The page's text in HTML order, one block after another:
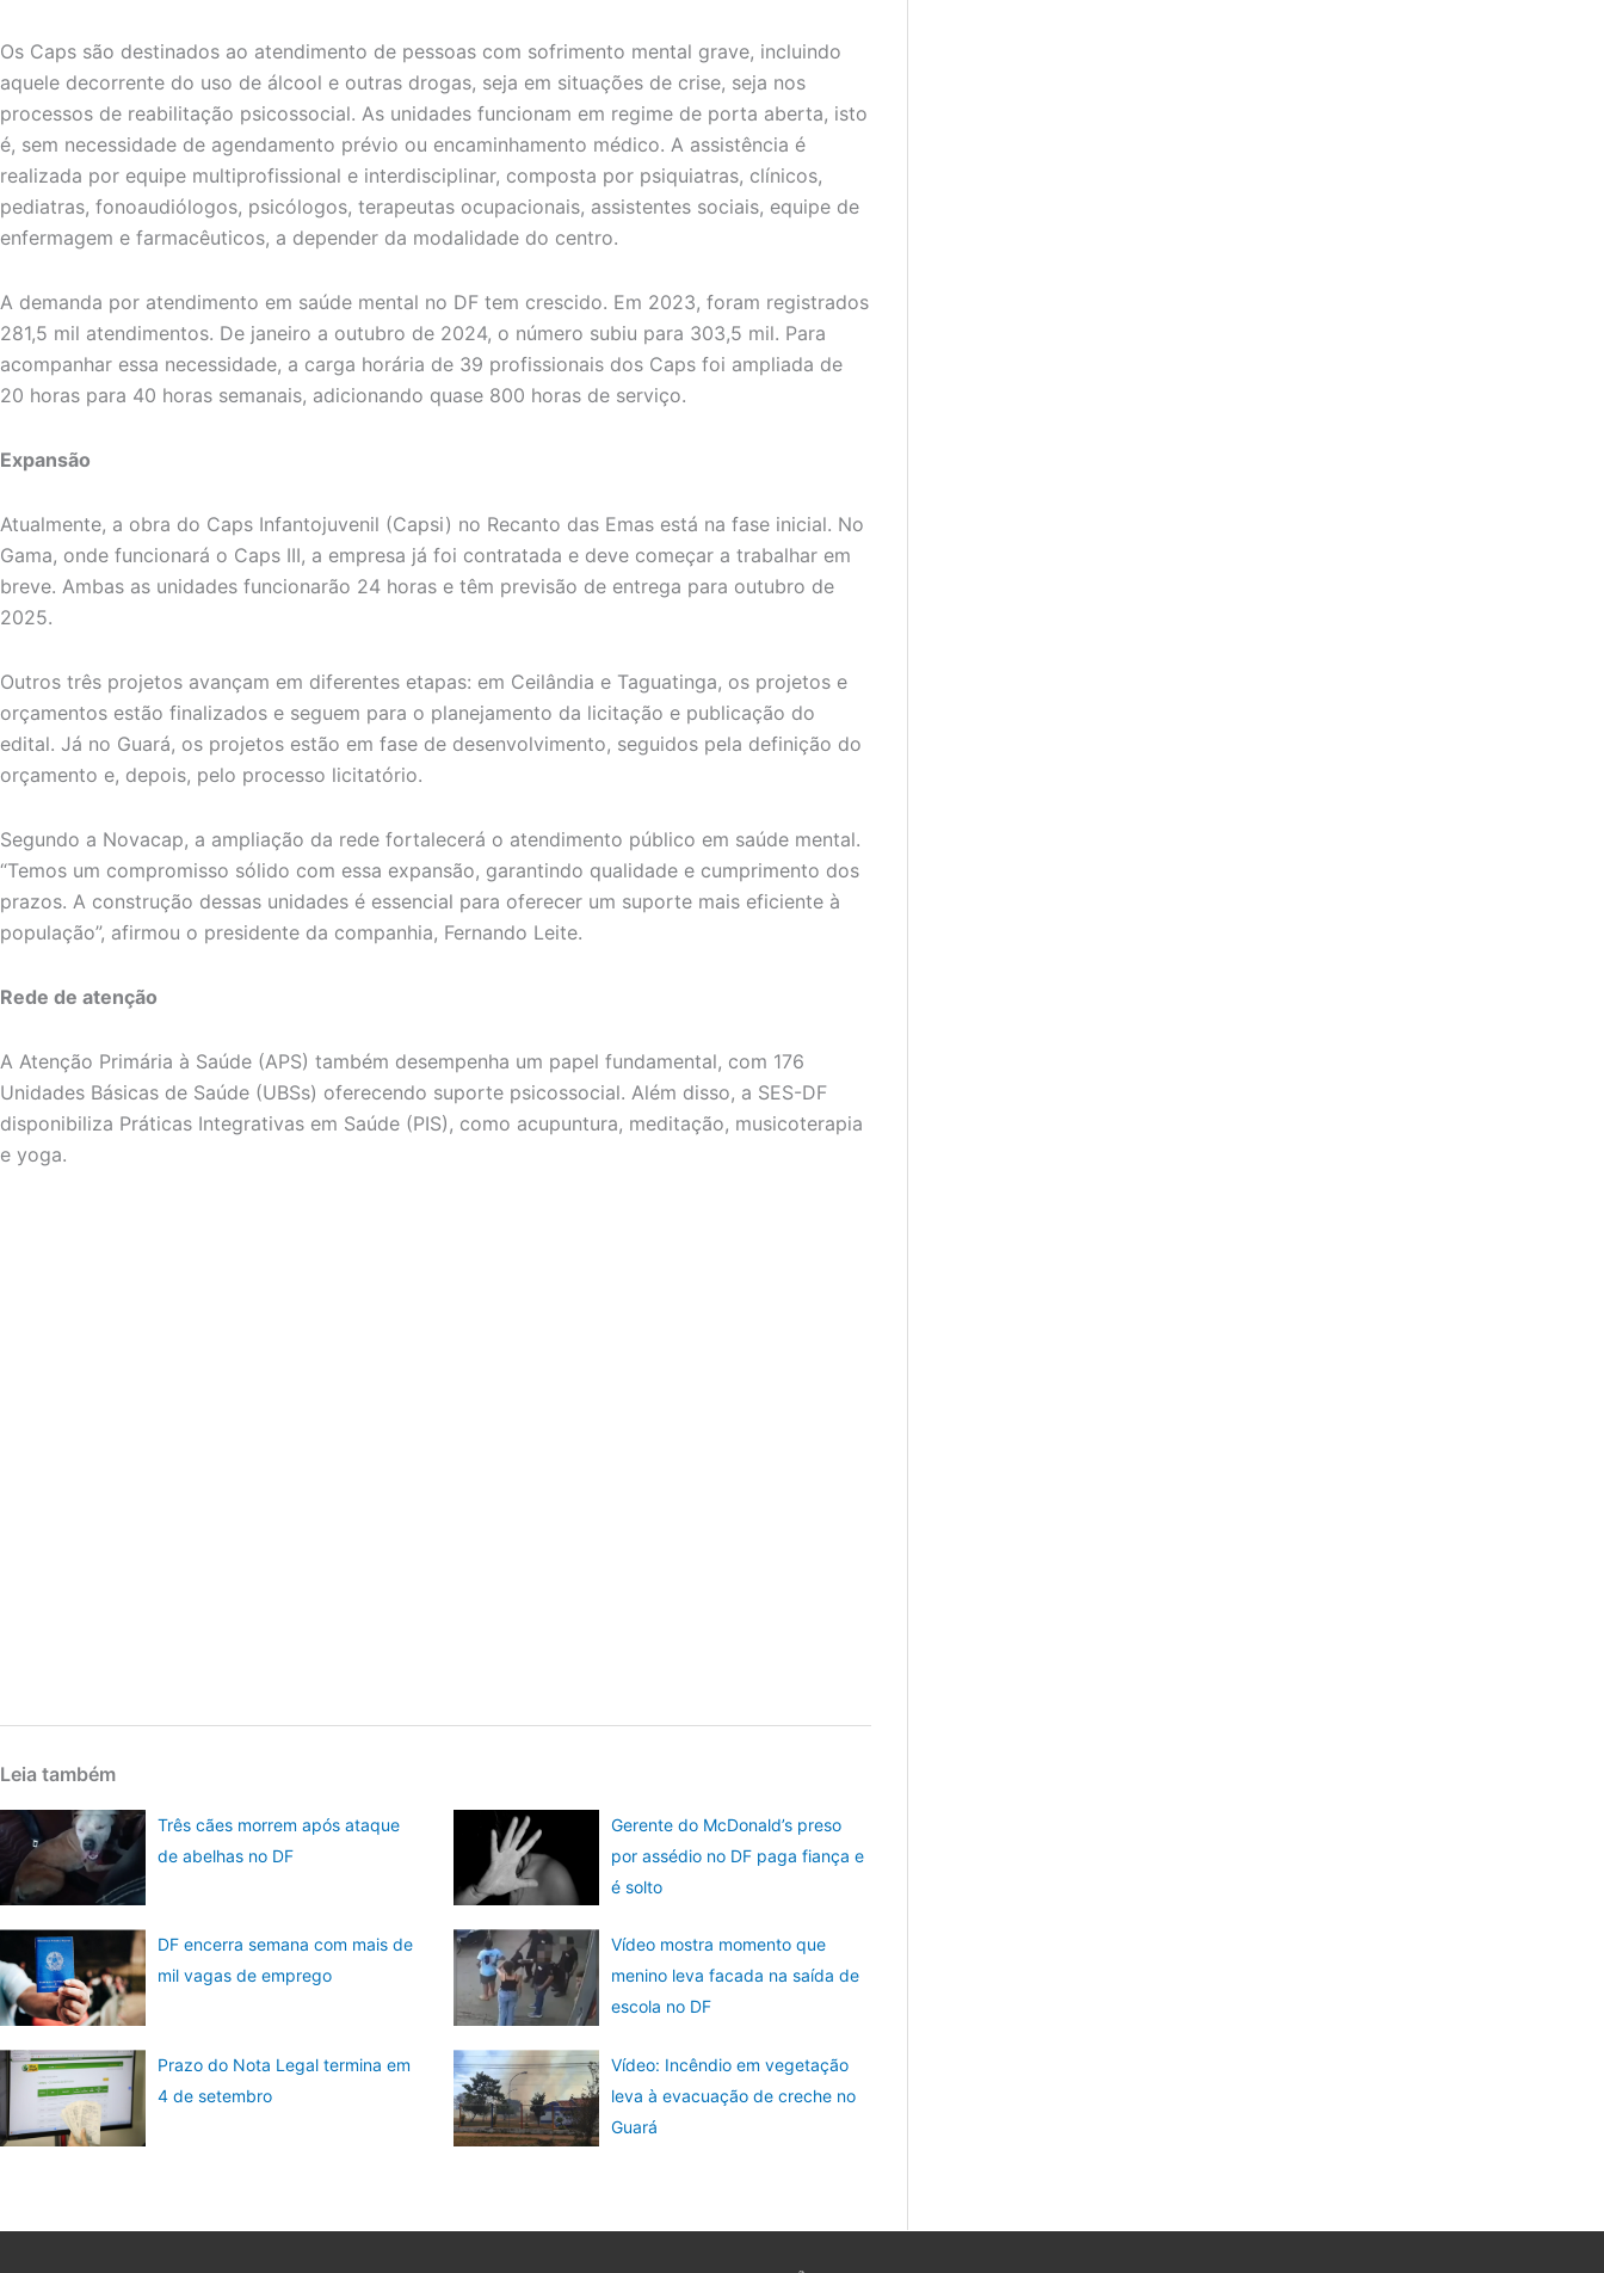
Os Caps são destinados ao atendimento de pessoas com sofrimento mental grave, incluindo
aquele decorrente do uso de álcool e outras drogas, seja em situações de crise, seja nos
processos de reabilitação psicossocial. As unidades funcionam em regime de porta aberta, isto
é, sem necessidade de agendamento prévio ou encaminhamento médico. A assistência é
realizada por equipe multiprofissional e interdisciplinar, composta por psiquiatras, clínicos,
pediatras, fonoaudiólogos, psicólogos, terapeutas ocupacionais, assistentes sociais, equipe de
enfermagem e farmacêuticos, a depender da modalidade do centro.
A demanda por atendimento em saúde mental no DF tem crescido. Em 2023, foram registrados
281,5 mil atendimentos. De janeiro a outubro de 2024, o número subiu para 303,5 mil. Para
acompanhar essa necessidade, a carga horária de 39 profissionais dos Caps foi ampliada de
20 horas para 40 horas semanais, adicionando quase 800 horas de serviço.
Expansão
Atualmente, a obra do Caps Infantojuvenil (Capsi) no Recanto das Emas está na fase inicial. No
Gama, onde funcionará o Caps III, a empresa já foi contratada e deve começar a trabalhar em
breve. Ambas as unidades funcionarão 24 horas e têm previsão de entrega para outubro de
2025.
Outros três projetos avançam em diferentes etapas: em Ceilândia e Taguatinga, os projetos e
orçamentos estão finalizados e seguem para o planejamento da licitação e publicação do
edital. Já no Guará, os projetos estão em fase de desenvolvimento, seguidos pela definição do
orçamento e, depois, pelo processo licitatório.
Segundo a Novacap, a ampliação da rede fortalecerá o atendimento público em saúde mental.
“Temos um compromisso sólido com essa expansão, garantindo qualidade e cumprimento dos
prazos. A construção dessas unidades é essencial para oferecer um suporte mais eficiente à
população”, afirmou o presidente da companhia, Fernando Leite.
Rede de atenção
A Atenção Primária à Saúde (APS) também desempenha um papel fundamental, com 176
Unidades Básicas de Saúde (UBSs) oferecendo suporte psicossocial. Além disso, a SES-DF
disponibiliza Práticas Integrativas em Saúde (PIS), como acupuntura, meditação, musicoterapia
e yoga.
Leia também
Três cães morrem após ataque
de abelhas no DF
Gerente do McDonald’s preso
por assédio no DF paga fiança e
é solto
DF encerra semana com mais de
mil vagas de emprego
Vídeo mostra momento que
menino leva facada na saída de
escola no DF
Prazo do Nota Legal termina em
4 de setembro
Vídeo: Incêndio em vegetação
leva à evacuação de creche no
Guará